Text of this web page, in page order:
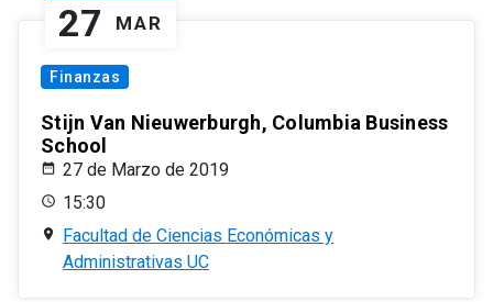
27 MAR
Finanzas
Stijn Van Nieuwerburgh, Columbia Business
School
27 de Marzo de 2019
15:30
Facultad de Ciencias Económicas y
Administrativas UC